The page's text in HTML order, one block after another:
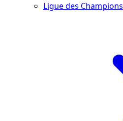
Ligue des Champions